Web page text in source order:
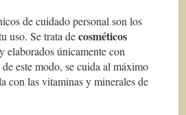
de cuidado personal son los
uso. Se trata decosméticos
y elaborados únicamente con
este modo, se cuida al máximo
con las vitaminas y minerales de